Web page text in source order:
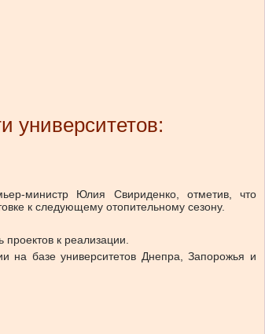
университетов:
министр Юлия Свириденко, отметив, что
к следующему отопительному сезону.
к реализации.
на базе университетов Днепра, Запорожья и